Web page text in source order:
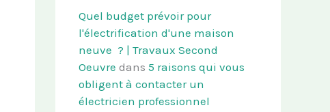
Quel budget prévoir pour
l'électrification d'une maison
neuve ? | Travaux Second
Oeuvre dans 5 raisons qui vous
obligent à contacter un
électricien professionnel